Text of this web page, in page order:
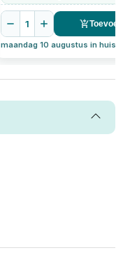
1
maandag 10 augustus in huis